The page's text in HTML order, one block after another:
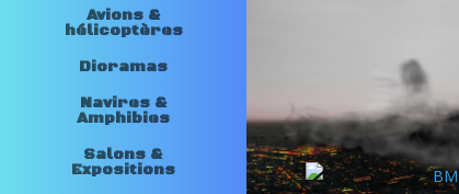
Avions &
hélicoptères
Dioramas
Navires &
Amphibies
Salons &
Expositions